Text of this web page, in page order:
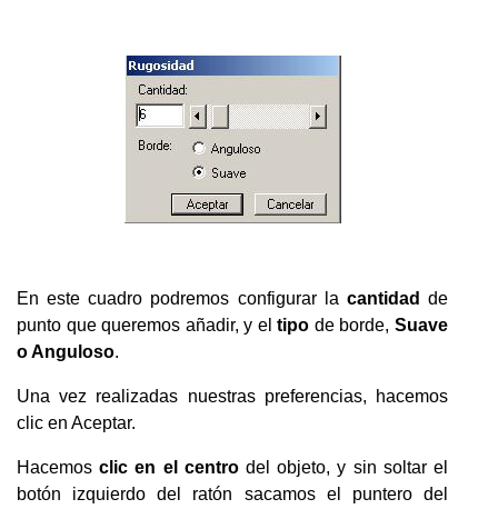
En este cuadro podremos configurar la cantidadde
punto que queremos añadir, y eltipo de borde,Suave
o Anguloso.
Una vez realizadas nuestras preferencias, hacemos
clic en Aceptar.
Hacemosclic en el centrodel objeto, y sin soltar el
botón izquierdo del ratón sacamos el puntero del